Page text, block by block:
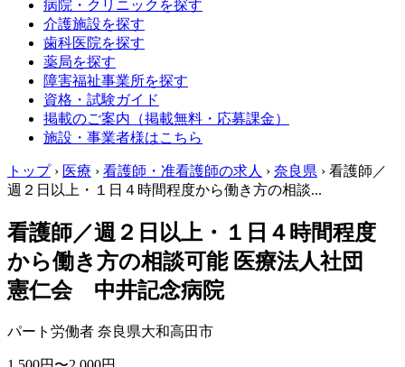
病院・クリニックを探す
介護施設を探す
歯科医院を探す
薬局を探す
障害福祉事業所を探す
資格・試験ガイド
掲載のご案内（掲載無料・応募課金）
施設・事業者様はこちら
トップ › 医療 › 看護師・准看護師の求人 › 奈良県 › 看護師／
週２日以上・１日４時間程度から働き方の相談...
看護師／週２日以上・１日４時間程度
から働き方の相談可能 医療法人社団
憲仁会 中井記念病院
パート労働者 奈良県大和高田市